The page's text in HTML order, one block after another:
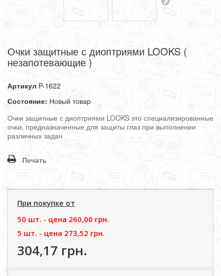
Очки защитные с диоптриями LOOKS (
незапотевающие )
Артикул P-1622
Состояние: Новый товар
Очки защитные с диоптриями LOOKS это специализированные
очки, предназначенные для защиты глаз при выполнении
различных задач
Печать
При покупке от
50 шт. - цена 260,00 грн.
5 шт. - цена 273,52 грн.
304,17 грн.